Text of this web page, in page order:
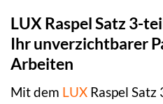
LUX Raspel Satz 3-
Ihr unverzichtbarer
Arbeiten
Mit dem LUX Raspel